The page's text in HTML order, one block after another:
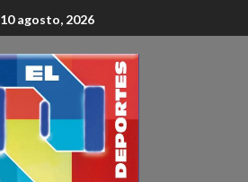
10 agosto, 2026